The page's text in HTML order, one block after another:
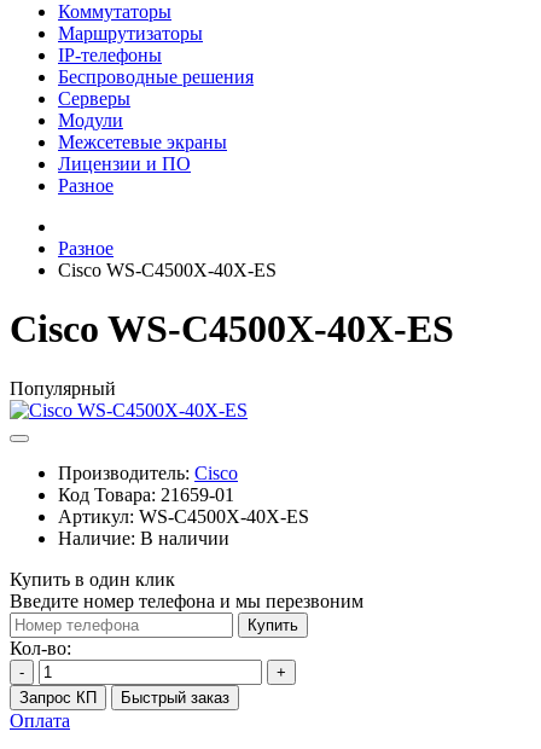
Коммутаторы
Маршрутизаторы
IP-телефоны
Беспроводные решения
Серверы
Модули
Межсетевые экраны
Лицензии и ПО
Разное
Разное
Cisco WS-C4500X-40X-ES
Cisco WS-C4500X-40X-ES
Популярный
Производитель: Cisco
Код Товара: 21659-01
Артикул: WS-C4500X-40X-ES
Наличие: В наличии
Купить в один клик
Введите номер телефона и мы перезвоним
Купить
Кол-во:
-
+
Запрос КП
Быстрый заказ
Оплата